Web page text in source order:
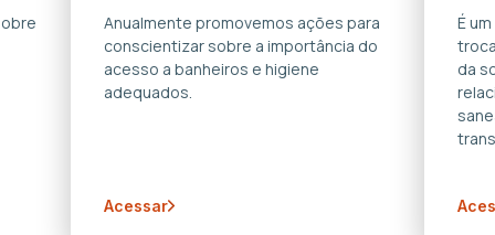
Anualmente promovemos ações para
conscientizar sobre a importância do
acesso a banheiros e higiene
adequados.
Acessar
É
da